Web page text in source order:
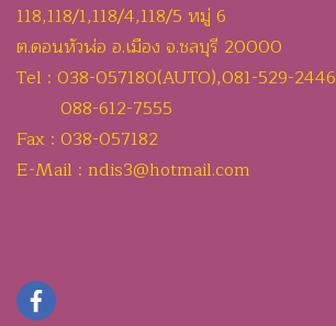
118,118/1,118/4,118/5 หมู่ 6
ต.ดอนหัวฬ่อ อ.เมือง จ.ชลบุรี 20000
Tel : 038-057180(AUTO),081-529-2446
088-612-7555
Fax : 038-057182
E-Mail : ndis3@hotmail.com